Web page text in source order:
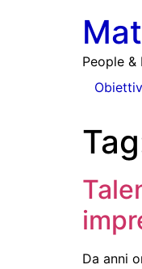
People
Da anni